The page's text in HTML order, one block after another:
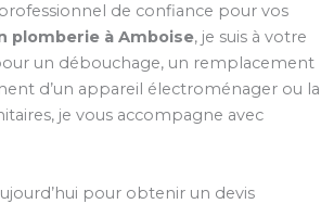
de confiance pour vos
plomberie à Amboise, je suis à votre
un débouchage, un remplacement
d’un appareil électroménager ou la
je vous accompagne avec
pour obtenir un devis